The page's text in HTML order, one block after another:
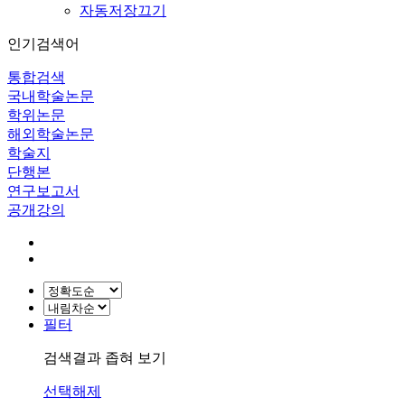
자동저장끄기
인기검색어
통합검색
국내학술논문
학위논문
해외학술논문
학술지
단행본
연구보고서
공개강의
필터
검색결과 좁혀 보기
선택해제